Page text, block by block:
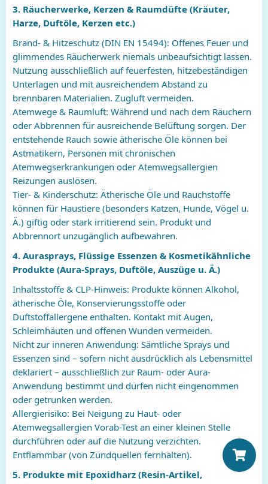
3. Räucherwerke, Kerzen & Raumdüfte (Kräuter,
Harze, Duftöle, Kerzen etc.)
Brand- & Hitzeschutz (DIN EN 15494): Offenes Feuer und
glimmendes Räucherwerk niemals unbeaufsichtigt lassen.
Nutzung ausschließlich auf feuerfesten, hitzebeständigen
Unterlagen und mit ausreichendem Abstand zu
brennbaren Materialien. Zugluft vermeiden.
Atemwege & Raumluft: Während und nach dem Räuchern
oder Abbrennen für ausreichende Belüftung sorgen. Der
entstehende Rauch sowie ätherische Öle können bei
Astmatikern, Personen mit chronischen
Atemwegserkrankungen oder Atemwegsallergien
Reizungen auslösen.
Tier- & Kinderschutz: Ätherische Öle und Rauchstoffe
können für Haustiere (besonders Katzen, Hunde, Vögel u.
Ä.) giftig oder stark irritierend sein. Produkt und
Abbrennort unzugänglich aufbewahren.
4. Aurasprays, Flüssige Essenzen & Kosmetikähnliche
Produkte (Aura-Sprays, Duftöle, Auszüge u. Ä.)
Inhaltsstoffe & CLP-Hinweis: Produkte können Alkohol,
ätherische Öle, Konservierungsstoffe oder
Duftstoffallergene enthalten. Kontakt mit Augen,
Schleimhäuten und offenen Wunden vermeiden.
Nicht zur inneren Anwendung: Sämtliche Sprays und
Essenzen sind – sofern nicht ausdrücklich als Lebensmittel
deklariert – ausschließlich zur Raum- oder Aura-
Anwendung bestimmt und dürfen nicht eingenommen
oder getrunken werden.
Allergierisiko: Bei Neigung zu Haut- oder
Atemwegsallergien Vorab-Test an einer kleinen Stelle
durchführen oder auf die Nutzung verzichten.
Entflammbar (von Zündquellen fernhalten).
5. Produkte mit Epoxidharz (Resin-Artikel,